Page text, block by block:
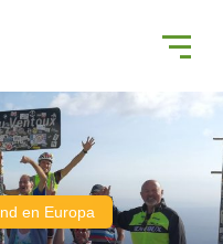
en Europa